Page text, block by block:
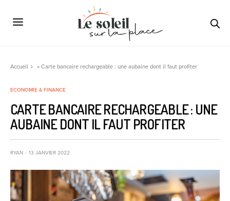
Accueil »Carte bancaire rechargeable : une aubaine dont il faut profiter
ECONOMIE & FINANCE
CARTE BANCAIRE RECHARGEABLE : UNE
AUBAINE DONT IL FAUT PROFITER
RYAN 13 JANVIER 2022